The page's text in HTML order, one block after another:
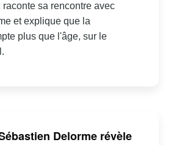
sa rencontre avec
et explique que la
plus que l'âge, sur le
Delorme révèle